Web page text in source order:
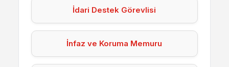
İdari Destek Görevlisi
İnfaz ve Koruma Memuru